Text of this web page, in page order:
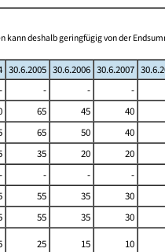
kann deshalb geringfügig von der
30.6.2005 30.6.2006 30.6.2007
- - -
-
65 45
40
65 50
40
35 20
20
- - -
-
55 35
30
55 35
30
25 15 10